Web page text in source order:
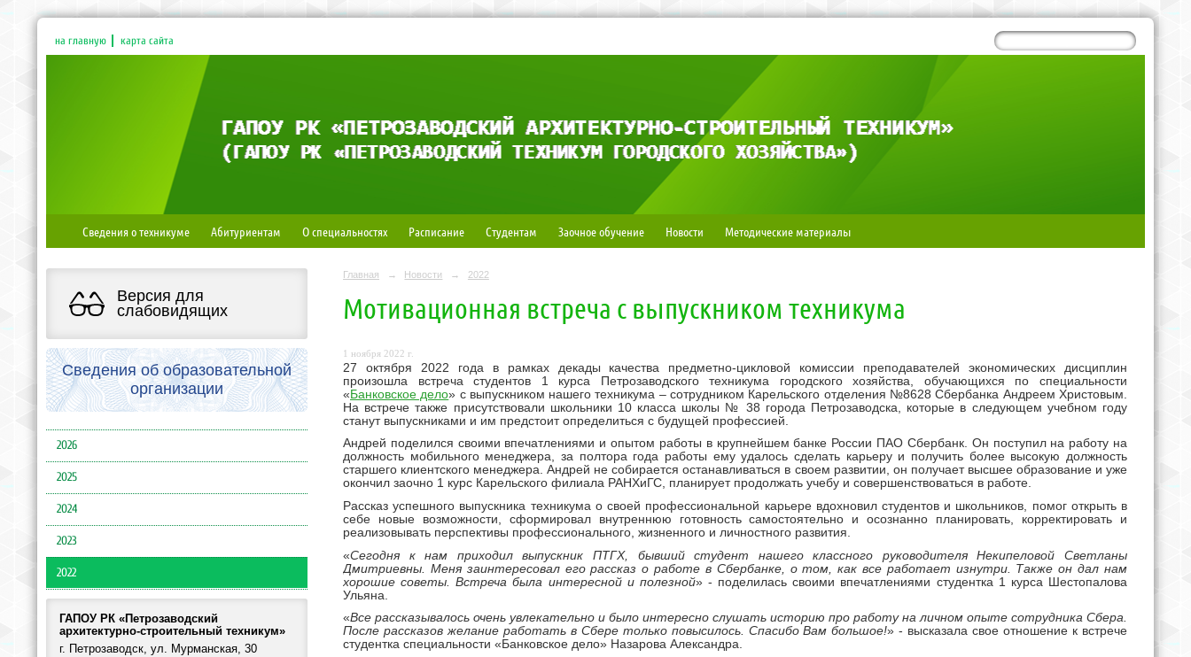
на главную карта сайта
Сведения о техникуме Абитуриентам О специальностях Расписание Студентам Заочное обучение Новости Методические материалы
Версия для
слабовидящих
Сведения об образовательной
организации
2026
2025
2024
2023
2022
ГАПОУ РК «Петрозаводский
архитектурно-строительный техникум»
г. Петрозаводск, ул. Мурманская, 30
Главная → Новости → 2022
Мотивационная встреча с выпускником техникума
1 ноября 2022 г.
27 октября 2022 года в рамках декады качества предметно-цикловой комиссии преподавателей экономических дисциплин
произошла встреча студентов 1 курса Петрозаводского техникума городского хозяйства, обучающихся по специальности
«Банковское дело» с выпускником нашего техникума – сотрудником Карельского отделения №8628 Сбербанка Андреем Христовым.
На встрече также присутствовали школьники 10 класса школы № 38 города Петрозаводска, которые в следующем учебном году
станут выпускниками и им предстоит определиться с будущей профессией.
Андрей поделился своими впечатлениями и опытом работы в крупнейшем банке России ПАО Сбербанк. Он поступил на работу на
должность мобильного менеджера, за полтора года работы ему удалось сделать карьеру и получить более высокую должность
старшего клиентского менеджера. Андрей не собирается останавливаться в своем развитии, он получает высшее образование и уже
окончил заочно 1 курс Карельского филиала РАНХиГС, планирует продолжать учебу и совершенствоваться в работе.
Рассказ успешного выпускника техникума о своей профессиональной карьере вдохновил студентов и школьников, помог открыть в
себе новые возможности, сформировал внутреннюю готовность самостоятельно и осознанно планировать, корректировать и
реализовывать перспективы профессионального, жизненного и личностного развития.
«Сегодня к нам приходил выпускник ПТГХ, бывший студент нашего классного руководителя Некипеловой Светланы
Дмитриевны. Меня заинтересовал его рассказ о работе в Сбербанке, о том, как все работает изнутри. Также он дал нам
хорошие советы. Встреча была интересной и полезной» - поделилась своими впечатлениями студентка 1 курса Шестопалова
Ульяна.
«Все рассказывалось очень увлекательно и было интересно слушать историю про работу на личном опыте сотрудника Сбера.
После рассказов желание работать в Сбере только повысилось. Спасибо Вам большое!» - высказала свое отношение к встрече
студентка специальности «Банковское дело» Назарова Александра.